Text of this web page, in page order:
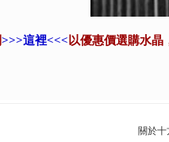
>>>這裡<<< 以優惠價選購水
關於